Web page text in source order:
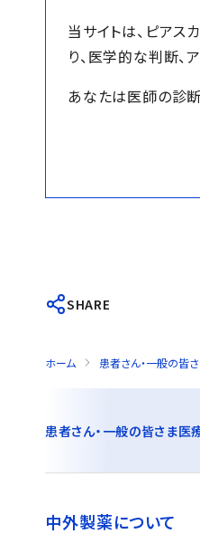
当サイトは、ピア
り、医学的な判断、
あなたは医師の診
SHARE
ホーム 患者さん・一般の皆
患者さん・一般の皆さま医
中外製薬について